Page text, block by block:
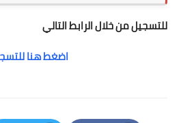
للتسجيل من خلال الرابط التالي
اضغط هنا